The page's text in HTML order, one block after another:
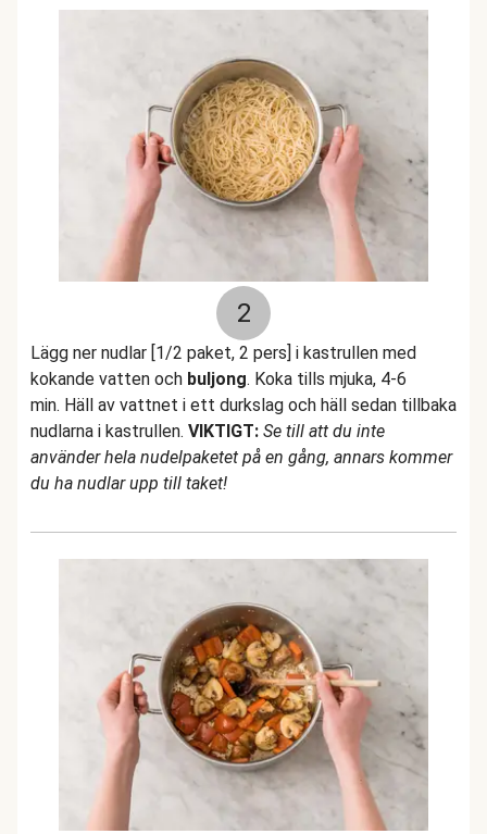
2
Lägg ner nudlar [1/2 paket, 2 pers] i kastrullen med
kokande vatten och buljong. Koka tills mjuka, 4-6
min. Häll av vattnet i ett durkslag och häll sedan tillbaka
nudlarna i kastrullen. VIKTIGT: Se till att du inte
använder hela nudelpaketet på en gång, annars kommer
du ha nudlar upp till taket!